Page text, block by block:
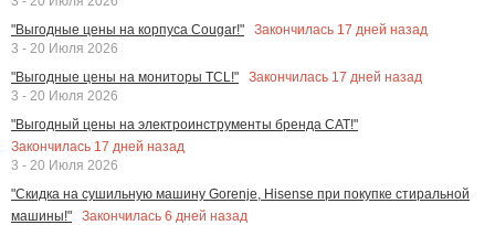
"Выгодные цены на корпуса Cougar!"
Закончилась 17 дней назад
3 - 20 Июля 2026
"Выгодные цены на мониторы TCL!"
Закончилась 17 дней назад
3 - 20 Июля 2026
"Выгодный цены на электроинструменты бренда CAT!"
Закончилась 17 дней назад
3 - 20 Июля 2026
"Скидка на сушильную машину Gorenje, Hisense при покупке стиральной
машины!"
Закончилась 6 дней назад